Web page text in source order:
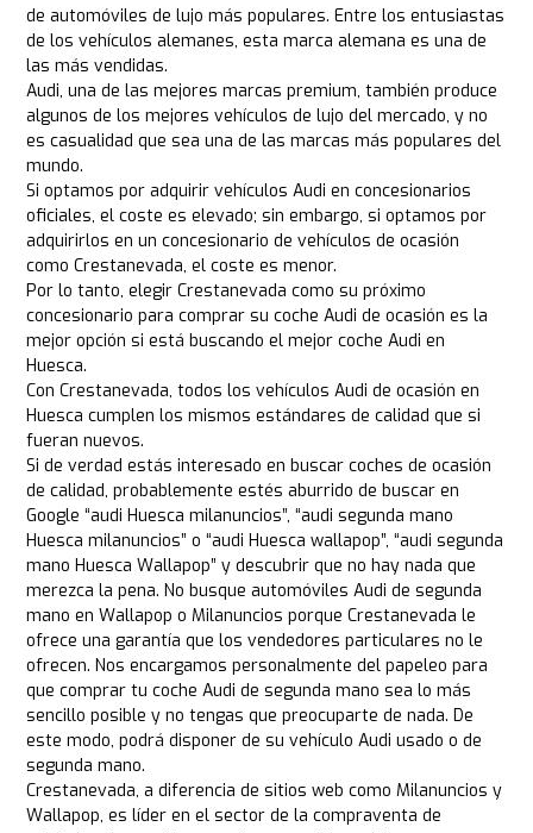
de automóviles de lujo más populares. Entre los entusiastas
de los vehículos alemanes, esta marca alemana es una de
las más vendidas.
Audi, una de las mejores marcas premium, también produce
algunos de los mejores vehículos de lujo del mercado, y no
es casualidad que sea una de las marcas más populares del
mundo.
Si optamos por adquirir vehículos Audi en concesionarios
oficiales, el coste es elevado; sin embargo, si optamos por
adquirirlos en un concesionario de vehículos de ocasión
como Crestanevada, el coste es menor.
Por lo tanto, elegir Crestanevada como su próximo
concesionario para comprar su coche Audi de ocasión es la
mejor opción si está buscando el mejor coche Audi en
Huesca.
Con Crestanevada, todos los vehículos Audi de ocasión en
Huesca cumplen los mismos estándares de calidad que si
fueran nuevos.
Si de verdad estás interesado en buscar coches de ocasión
de calidad, probablemente estés aburrido de buscar en
Google “audi Huesca milanuncios”, “audi segunda mano
Huesca milanuncios” o “audi Huesca wallapop”, “audi segunda
mano Huesca Wallapop” y descubrir que no hay nada que
merezca la pena. No busque automóviles Audi de segunda
mano en Wallapop o Milanuncios porque Crestanevada le
ofrece una garantía que los vendedores particulares no le
ofrecen. Nos encargamos personalmente del papeleo para
que comprar tu coche Audi de segunda mano sea lo más
sencillo posible y no tengas que preocuparte de nada. De
este modo, podrá disponer de su vehículo Audi usado o de
segunda mano.
Crestanevada, a diferencia de sitios web como Milanuncios y
Wallapop, es líder en el sector de la compraventa de